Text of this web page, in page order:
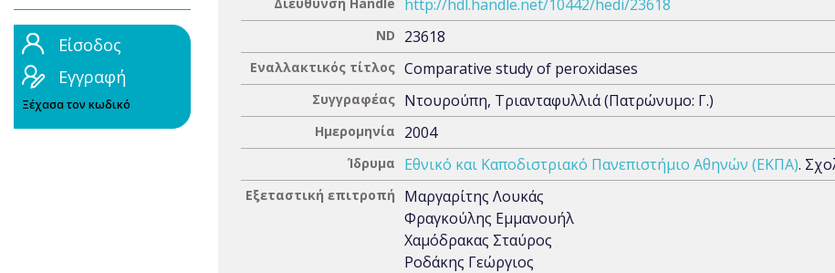
Είσοδος
Εγγραφή
Ξέχασα τον κωδικό
http://hdl.handle.net/10442/hedi/23618
ND 23618
Εναλλακτικός τίτλος Comparative study of peroxidases
Συγγραφέας Ντουρούπη, Τριανταφυλλιά (Πατρώνυμο: Γ.)
Ημερομηνία 2004
Ίδρυμα Εθνικό και Καποδιστριακό Πανεπιστήμιο Αθηνών (ΕΚΠΑ).
Εξεταστική επιτροπή
Μαργαρίτης Λουκάς
Φραγκούλης Εμμανουήλ
Χαμόδρακας Σταύρος
Ροδάκης Γεώργιος